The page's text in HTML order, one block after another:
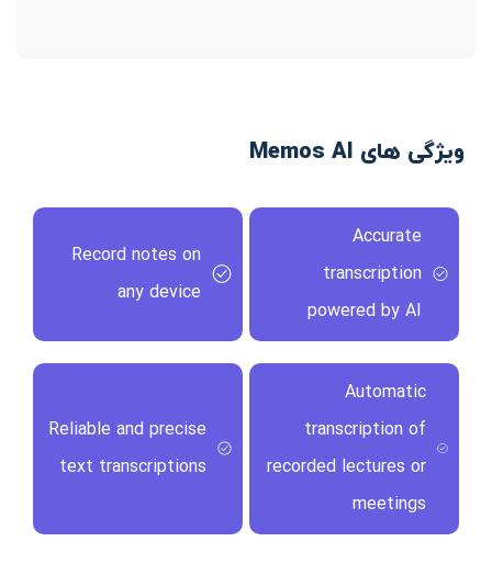
ویژگی های Memos AI
Accurate
transcription
powered by AI
Record notes on
any device
Automatic
transcription of
recorded lectures or
meetings
Reliable and precise
text transcriptions